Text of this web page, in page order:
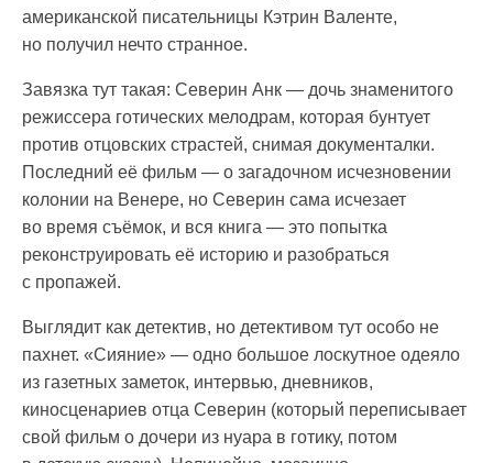
американской писательницы Кэтрин Валенте,
но получил нечто странное.
Завязка тут такая: Северин Анк — дочь знаменитого
режиссера готических мелодрам, которая бунтует
против отцовских страстей, снимая документалки.
Последний её фильм — о загадочном исчезновении
колонии на Венере, но Северин сама исчезает
во время съёмок, и вся книга — это попытка
реконструировать её историю и разобраться
с пропажей.
Выглядит как детектив, но детективом тут особо не
пахнет. «Сияние» — одно большое лоскутное одеяло
из газетных заметок, интервью, дневников,
киносценариев отца Северин (который переписывает
свой фильм о дочери из нуара в готику, потом